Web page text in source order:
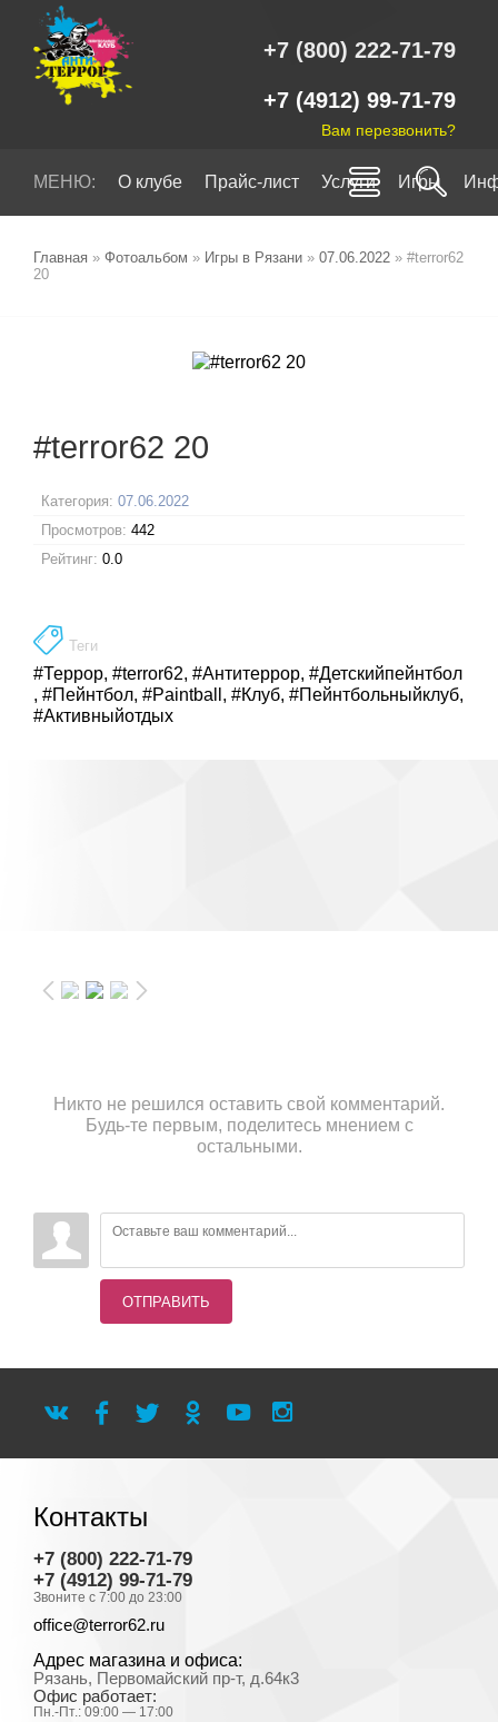
+7 (800) 222-71-79
+7 (4912) 99-71-79
Вам перезвонить?
МЕНЮ: О клубе Прайс-лист Услуги Игры
Главная » Фотоальбом » Игры в Рязани » 07.06.2022 » #terror62
20
#terror62 20
Категория: 07.06.2022
Просмотров: 442
Рейтинг: 0.0
Теги
#Террор, #terror62, #Антитеррор, #Детскийпейнтбол
, #Пейнтбол, #Paintball , #Клуб, #Пейнтбольныйклуб,
#Активныйотдых
Никто не решился оставить свой комментарий.
Будь-те первым, поделитесь мнением с
остальными.
ОТПРАВИТЬ
Контакты
+7 (800) 222-71-79
+7 (4912) 99-71-79
Звоните с 7:00 до 23:00
office@terror62.ru
Адрес магазина и офиса:
Рязань, Первомайский пр-т, д.64к3
Офис работает:
Пн.-Пт.: 09:00 — 17:00